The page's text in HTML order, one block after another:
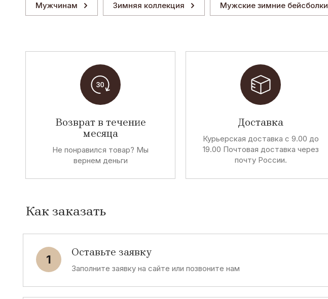
Мужчинам Зимняя коллекция Мужские зимние бейсболки
Возврат в течение
месяца
Не понравился товар? Мы
вернем деньги
Доставка
Курьерская доставка с 9.00 до
19.00 Почтовая доставка через
почту России.
Как заказать
1
Оставьте заявку
Заполните заявку на сайте или позвоните нам